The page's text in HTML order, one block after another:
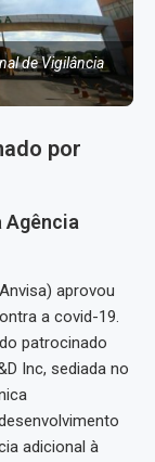
de Vigilância
por
Agência
aprovou
a covid-19.
patrocinado
Inc, sediada no
adicional à